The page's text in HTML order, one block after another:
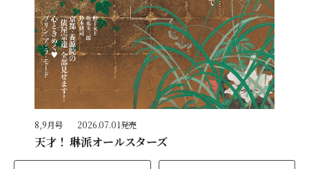
8,9月号 2026.07.01発売
天才！ 琳派オールスターズ